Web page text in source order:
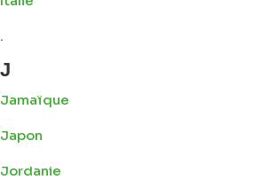
.
J
Jamaïque
Japon
Jordanie